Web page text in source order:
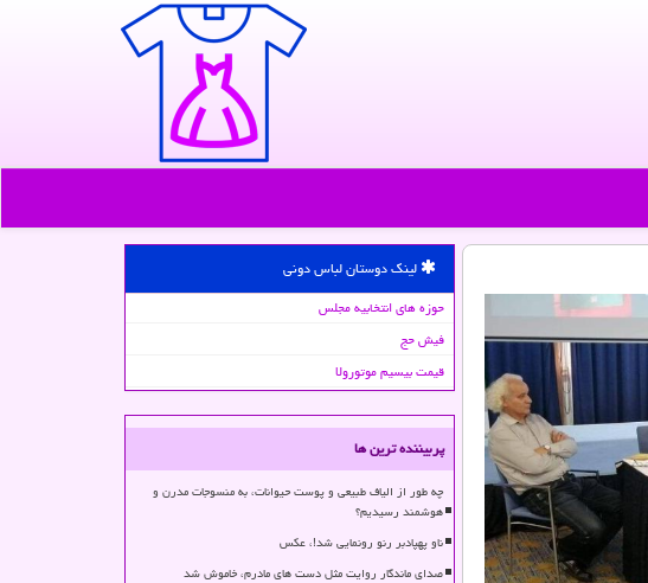
لینک دوستان لباس دونی
حوزه های انتخابیه مجلس
فیش حج
قیمت بیسیم موتورولا
پربیننده ترین ها
چه طور از الیاف طبیعی و پوست حیوانات، به منسوجات مدرن و
هوشمند رسیدیم؟
ناو پهپادبر رنو رونمایی شد!، عکس
صدای ماندگار روایت مثل دست های مادرم، خاموش شد